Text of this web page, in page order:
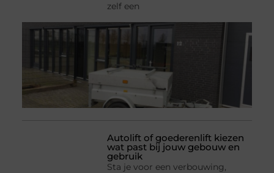
zelf een
Autolift of goederenlift kiezen
wat past bij jouw gebouw en
gebruik
Sta je voor een verbouwing,